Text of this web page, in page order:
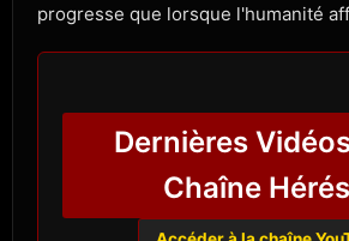
progresse que lorsque l'humanité
Dernières
Chaîne